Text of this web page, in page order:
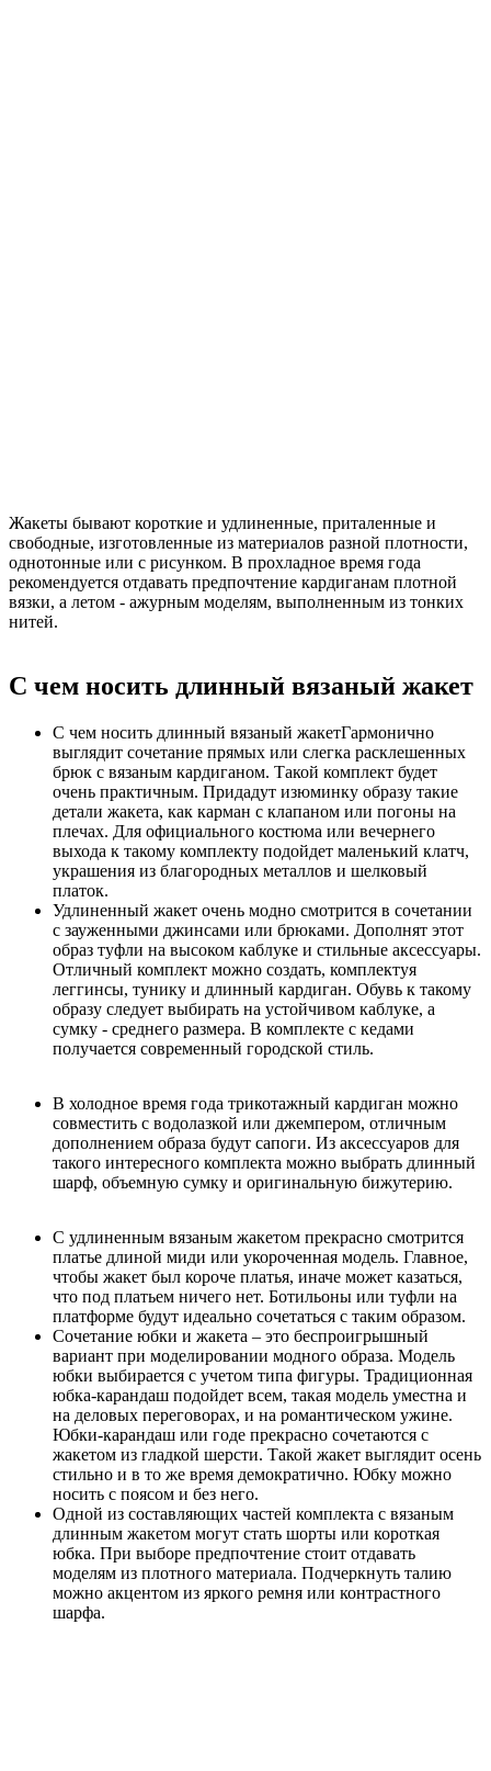
Жакеты бывают короткие и удлиненные, приталенные и
свободные, изготовленные из материалов разной плотности,
однотонные или с рисунком. В прохладное время года
рекомендуется отдавать предпочтение кардиганам плотной
вязки, а летом - ажурным моделям, выполненным из тонких
нитей.
С чем носить длинный вязаный жакет
С чем носить длинный вязаный жакетГармонично
выглядит сочетание прямых или слегка расклешенных
брюк с вязаным кардиганом. Такой комплект будет
очень практичным. Придадут изюминку образу такие
детали жакета, как карман с клапаном или погоны на
плечах. Для официального костюма или вечернего
выхода к такому комплекту подойдет маленький клатч,
украшения из благородных металлов и шелковый
платок.
Удлиненный жакет очень модно смотрится в сочетании
с зауженными джинсами или брюками. Дополнят этот
образ туфли на высоком каблуке и стильные аксессуары.
Отличный комплект можно создать, комплектуя
леггинсы, тунику и длинный кардиган. Обувь к такому
образу следует выбирать на устойчивом каблуке, а
сумку - среднего размера. В комплекте с кедами
получается современный городской стиль.
В холодное время года трикотажный кардиган можно
совместить с водолазкой или джемпером, отличным
дополнением образа будут сапоги. Из аксессуаров для
такого интересного комплекта можно выбрать длинный
шарф, объемную сумку и оригинальную бижутерию.
С удлиненным вязаным жакетом прекрасно смотрится
платье длиной миди или укороченная модель. Главное,
чтобы жакет был короче платья, иначе может казаться,
что под платьем ничего нет. Ботильоны или туфли на
платформе будут идеально сочетаться с таким образом.
Сочетание юбки и жакета – это беспроигрышный
вариант при моделировании модного образа. Модель
юбки выбирается с учетом типа фигуры. Традиционная
юбка-карандаш подойдет всем, такая модель уместна и
на деловых переговорах, и на романтическом ужине.
Юбки-карандаш или годе прекрасно сочетаются с
жакетом из гладкой шерсти. Такой жакет выглядит осень
стильно и в то же время демократично. Юбку можно
носить с поясом и без него.
Одной из составляющих частей комплекта с вязаным
длинным жакетом могут стать шорты или короткая
юбка. При выборе предпочтение стоит отдавать
моделям из плотного материала. Подчеркнуть талию
можно акцентом из яркого ремня или контрастного
шарфа.